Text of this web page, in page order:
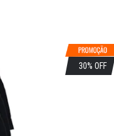
30% OFF